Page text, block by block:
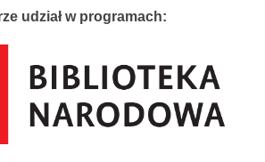
udział w programach: